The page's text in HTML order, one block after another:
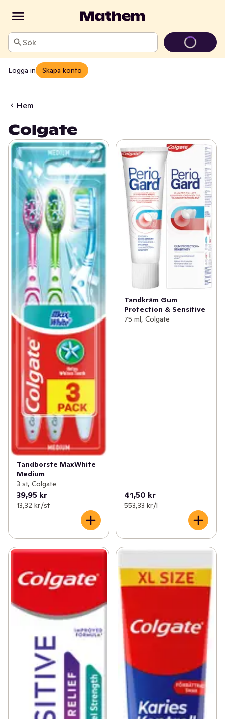
Sök
Logga in Skapa konto
Hem
Colgate
Tandborste MaxWhite
Medium
3 st, Colgate
39,95 kr
13,32 kr /st
Tandkräm Gum
Protection & Sensitive
75 ml, Colgate
41,50 kr
553,33 kr /l